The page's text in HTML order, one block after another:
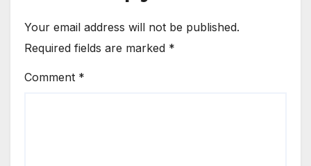
Your email address will not be published.
Required fields are marked *
Comment *